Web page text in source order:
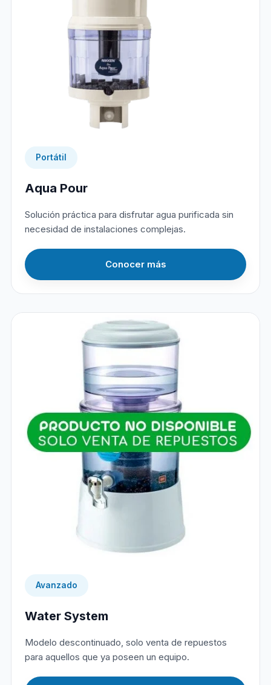
Portátil
Aqua Pour
Solución práctica para disfrutar agua purificada sin
necesidad de instalaciones complejas.
Conocer más
Avanzado
Water System
Modelo descontinuado, solo venta de repuestos
para aquellos que ya poseen un equipo.